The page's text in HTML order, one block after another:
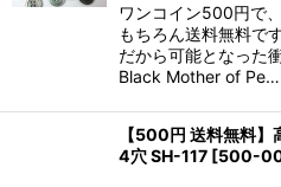
ワンコイン500円で
もちろん送料無料で
だから可能となった
Black Mother of Pe…
【500円 送料無料】
4穴 SH-117 [500-